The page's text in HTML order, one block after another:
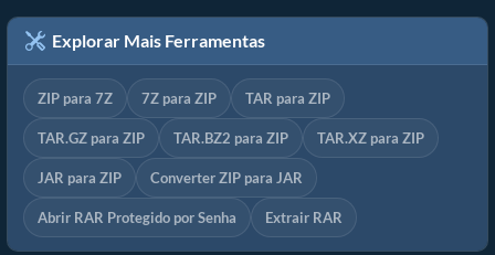
Explorar Mais Ferramentas
ZIP para 7Z 7Z para ZIP TAR para ZIP
TAR.GZ para ZIP TAR.BZ2 para ZIP TAR.XZ para ZIP
JAR para ZIP Converter ZIP para JAR
Abrir RAR Protegido por Senha Extrair RAR